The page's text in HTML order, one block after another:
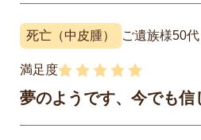
死亡（中皮腫） ご遺族様50代
満足度
夢のようです、今でも信